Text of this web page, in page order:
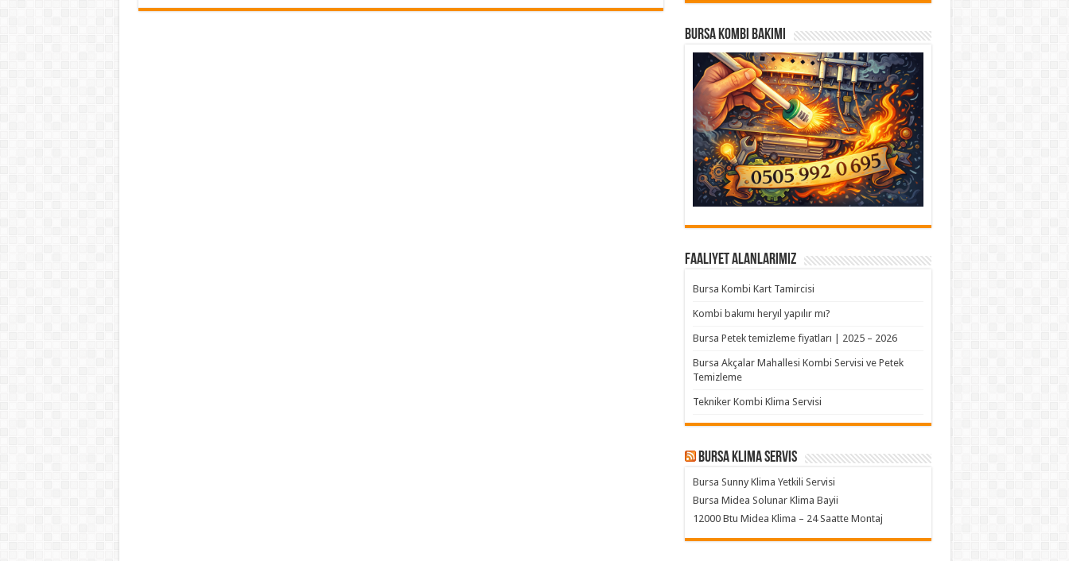
Bursa Kombi Bakımı
Faaliyet Alanlarımız
Bursa Kombi Kart Tamircisi
Kombi bakımı heryıl yapılır mı?
Bursa Petek temizleme fiyatları | 2025 – 2026
Bursa Akçalar Mahallesi Kombi Servisi ve Petek
Temizleme
Tekniker Kombi Klima Servisi
Bursa klima servis
Bursa Sunny Klima Yetkili Servisi
Bursa Midea Solunar Klima Bayii
12000 Btu Midea Klima – 24 Saatte Montaj